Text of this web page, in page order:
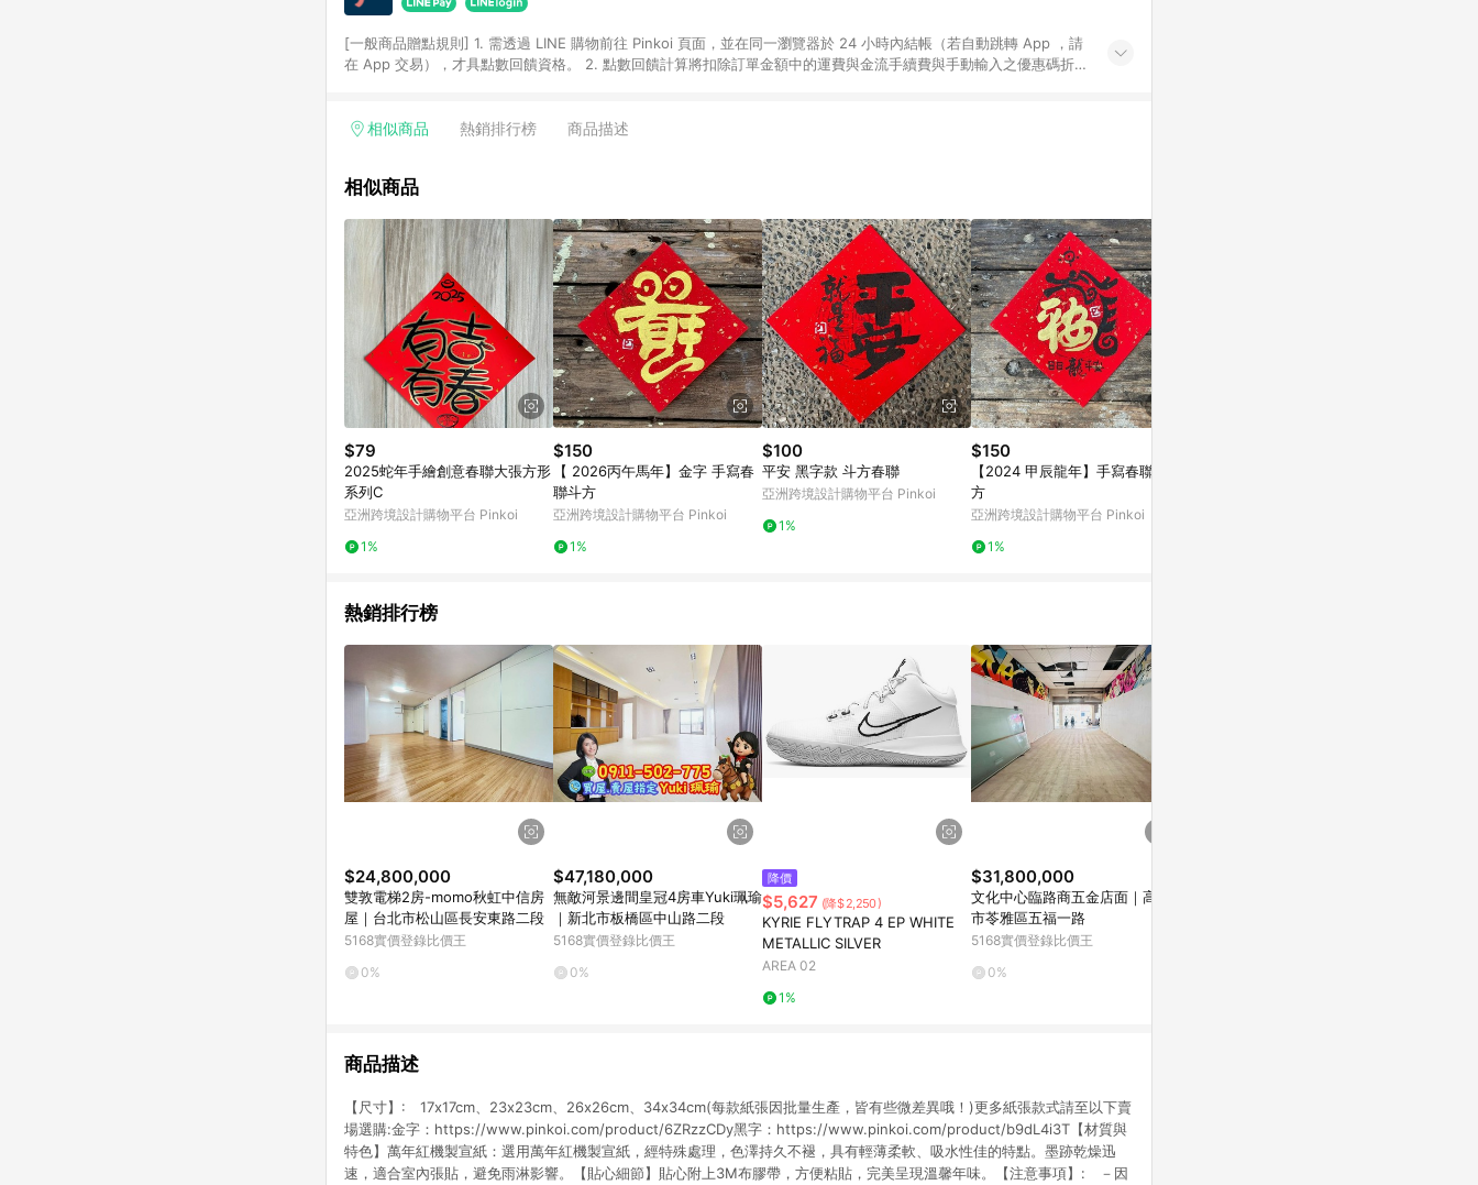
[一般商品贈點規則] 1. 需透過 LINE 購物前往 Pinkoi 頁面，並在同一瀏覽器於 24 小時內結帳（若自動跳轉 App ，請
在 App 交易），才具點數回饋資格。 2. 點數回饋計算將扣除訂單金額中的運費與金流手續費與手動輸入之優惠碼折
格，部分退款不在此限。 6. APP 請更新至Android v4.6.0 / iOS v4.1.5 以上才具贈點資格。 7. 點數將於出貨後 45 天
使用規則請以點數紅包活動說明為準。 11. 若於 LINE 購物前往 Pinkoi 頁面後才首次下載 Pinkoi APP 並完成訂單，不
相似商品 熱銷排行榜 商品描述
相似商品
$79
2025蛇年手繪創意春聯大張方形
系列C
亞洲跨境設計購物平台 Pinkoi
1%
$150
【 2026丙午馬年】金字 手寫春
聯斗方
亞洲跨境設計購物平台 Pinkoi
1%
$100
平安 黑字款 斗方春聯
亞洲跨境設計購物平台 Pinkoi
1%
$150
【2024 甲辰龍年】手寫春聯斗
方
亞洲跨境設計購物平台 Pinkoi
1%
熱銷排行榜
$24,800,000
雙敦電梯2房-momo秋虹中信房
屋｜台北市松山區長安東路二段
5168實價登錄比價王
0%
$47,180,000
無敵河景邊間皇冠4房車Yuki珮瑜
｜新北市板橋區中山路二段
5168實價登錄比價王
0%
降價
$5,627 (降$2,250)
KYRIE FLYTRAP 4 EP WHITE
METALLIC SILVER
AREA 02
1%
$31,800,000
文化中心臨路商五金店面｜高雄
市苓雅區五福一路
5168實價登錄比價王
0%
商品描述
【尺寸】: 17x17cm、23x23cm、26x26cm、34x34cm(每款紙張因批量生產，皆有些微差異哦！)更多紙張款式請至以下賣
場選購:金字：https://www.pinkoi.com/product/6ZRzzCDy黑字：https://www.pinkoi.com/product/b9dL4i3T【材質與
特色】萬年紅機製宣紙：選用萬年紅機製宣紙，經特殊處理，色澤持久不褪，具有輕薄柔軟、吸水性佳的特點。墨跡乾燥迅
速，適合室內張貼，避免雨淋影響。【貼心細節】貼心附上3M布膠帶，方便粘貼，完美呈現溫馨年味。【注意事項】: －因